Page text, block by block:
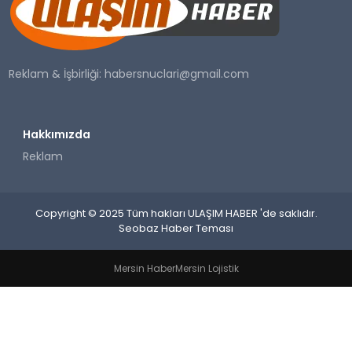
SAĞLIK
YAŞAM
Reklam & İşbirliği:habersnuclari@gmail.com
Hakkımızda
Reklam
Copyright © 2025 Tüm hakları ULAŞIM HABER 'de saklıdır.
Seobaz Haber Teması
Mersin HaberMersin Lojistik